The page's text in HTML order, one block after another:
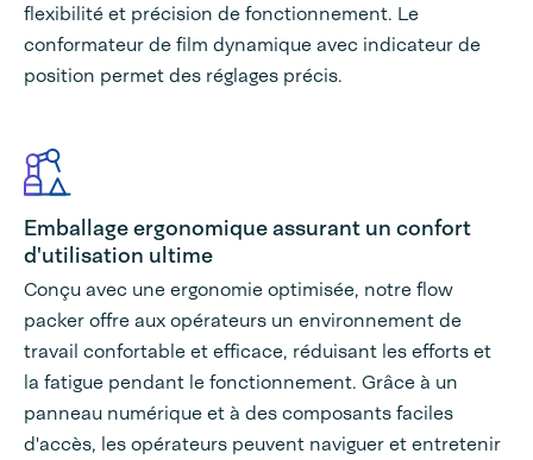
flexibilité et précision de fonctionnement. Le
conformateur de film dynamique avec indicateur de
position permet des réglages précis.
Emballage ergonomique assurant un confort
d'utilisation ultime
Conçu avec une ergonomie optimisée, notre flow
packer offre aux opérateurs un environnement de
travail confortable et efficace, réduisant les efforts et
la fatigue pendant le fonctionnement. Grâce à un
panneau numérique et à des composants faciles
d'accès, les opérateurs peuvent naviguer et entretenir